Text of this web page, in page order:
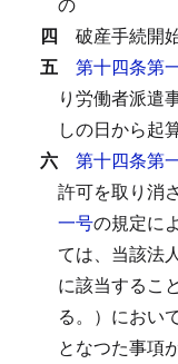
四 破産手続開
五 第十四条第
り労働者派遣
しの日から起
六 第十四条第
許可を取り消
一号の規定に
ては、当該法
に該当するこ
る。）におい
となつた事項